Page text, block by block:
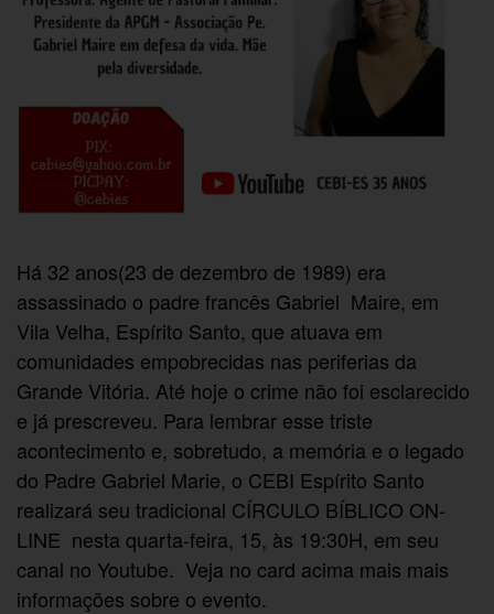
Há 32 anos(23 de dezembro de 1989) era
assassinado o padre francês Gabriel Maire, em
Vila Velha, Espírito Santo, que atuava em
comunidades empobrecidas nas periferias da
Grande Vitória. Até hoje o crime não foi esclarecido
e já prescreveu. Para lembrar esse triste
acontecimento e, sobretudo, a memória e o legado
do Padre Gabriel Marie, o CEBI Espírito Santo
realizará seu tradicional CÍRCULO BÍBLICO ON-
LINE nesta quarta-feira, 15, às 19:30H, em seu
canal no Youtube. Veja no card acima mais mais
informações sobre o evento.